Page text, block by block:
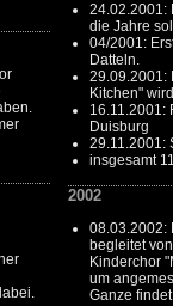
24.02.2001:
die Jahre
04/2001:
Datteln.
29.09.2001:
Kitchen"
16.11.2001:
Duisburg
29.11.2001:
insgesamt
2002
08.03.2002:
begleitet
Kinderchor
um
Ganze